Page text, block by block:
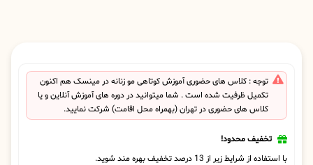
توجه : کلاس های حضوری آموزش کوتاهی مو زنانه در مینسک هم اکنون
تکمیل ظرفیت شده است . شما میتوانید در دوره های آموزش آنلاین و یا
کلاس های حضوری در تهران (بهمراه محل اقامت) شرکت نمایید.
تخفیف محدود!
با استفاده از شرایط زیر از 13 درصد تخفیف بهره مند شوید.